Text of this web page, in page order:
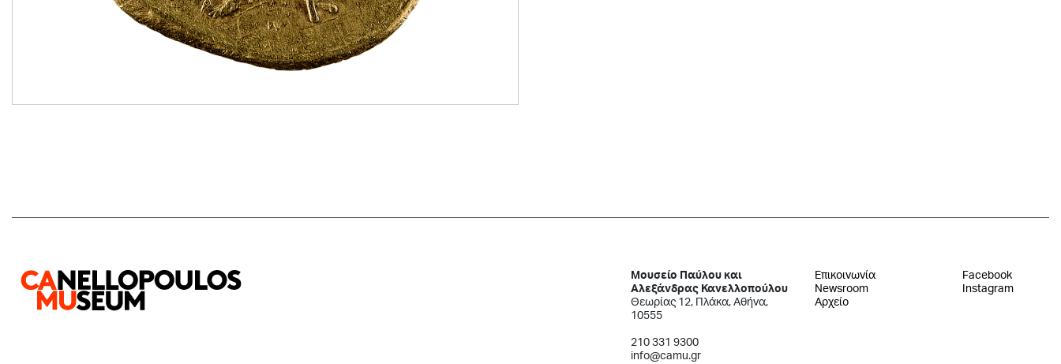
Μουσείο Παύλου και
Αλεξάνδρας Κανελλοπούλου
Θεωρίας 12, Πλάκα, Αθήνα,
10555
210 331 9300
info@camu.gr
Επικοινωνία
Newsroom
Αρχείο
Facebook
Instagram